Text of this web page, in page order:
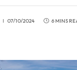
07/10/2024 6 MINS